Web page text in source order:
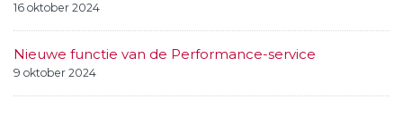
16 oktober 2024
Nieuwe functie van de Performance-service
9 oktober 2024